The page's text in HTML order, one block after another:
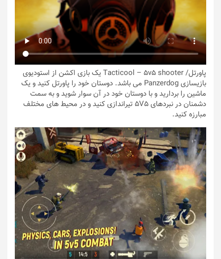
پاورتل
/ Tacticool – 5v5 shooter‏ یک بازی اکشن از استودیوی
بازیسازی Panzerdog می باشد. دوستان خود را پاورتل کنید و یک
ماشین را بردارید و با دوستان خود در آن سوار شوید و به سمت
دشمنان در نبردهای 5V5 تیراندازی کنید و در محیط های مختلف
مبارزه کنید.